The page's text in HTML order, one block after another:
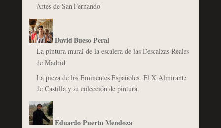
Artes de San Fernando
David Bueso Peral
La pintura mural de la escalera de las Descalzas Reales
de Madrid
La pieza de los Eminentes Españoles. El X Almirante
de Castilla y su colección de pintura.
Eduardo Puerto Mendoza